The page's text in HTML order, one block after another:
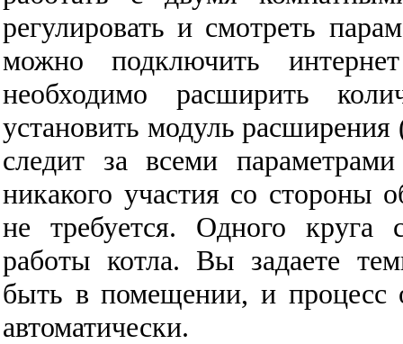
регулировать и смотреть
можно подключить
необходимо расширить
установить модуль
следит за всеми
никакого участия со стороны
не требуется. Одного круга
работы котла. Вы задаете
быть в помещении, и процесс
автоматически.